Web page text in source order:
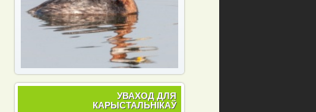
УВАХОД ДЛЯ
КАРЫСТАЛЬНІКАЎ